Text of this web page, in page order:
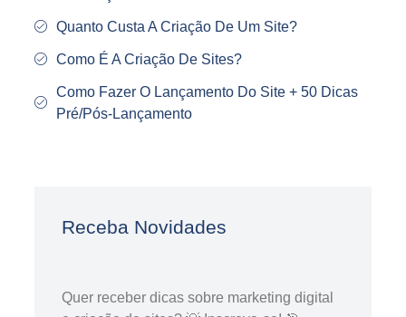
Quanto Custa A Criação De Um Site?
Como É A Criação De Sites?
Como Fazer O Lançamento Do Site + 50 Dicas
Pré/Pós-Lançamento
Receba Novidades
Quer receber dicas sobre marketing digital